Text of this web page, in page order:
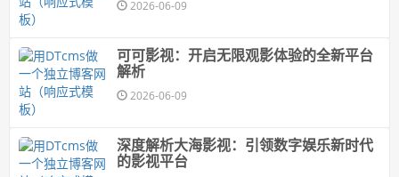
2026-06-09
可可影视：开启无限观影体验的全新平台
解析
2026-06-09
深度解析大海影视：引领数字娱乐新时代
的影视平台